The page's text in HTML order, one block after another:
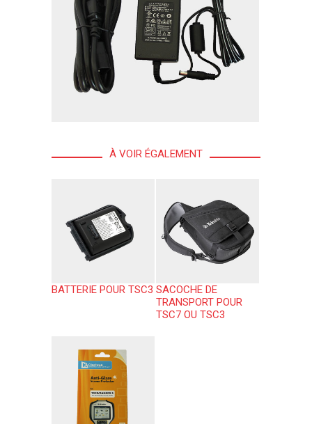
À VOIR ÉGALEMENT
BATTERIE POUR TSC3 SACOCHE DE
TRANSPORT POUR
TSC7 OU TSC3